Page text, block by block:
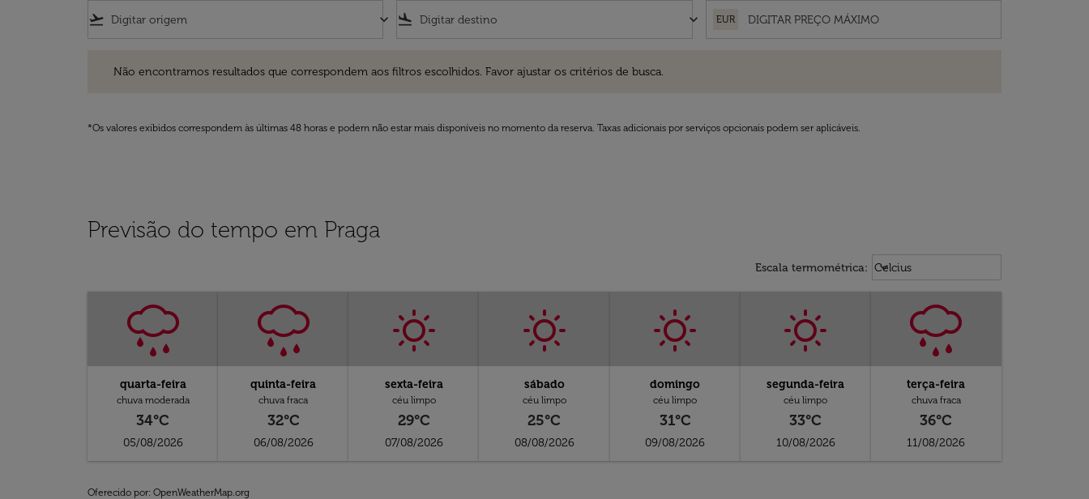
flight_takeoff keyboard_arrow_down flight_land keyboard_arrow_down EUR
Não encontramos resultados que correspondem aos filtros escolhidos. Favor ajustar os critérios de busca.
*Os valores exibidos correspondem às últimas 48 horas e podem não estar mais disponíveis no momento da reserva. Taxas adicionais por serviços opcionais podem ser aplicáveis.
Previsão do tempo em Praga
Escala termométrica: Weather unit option Celcius
Celcius
keyboard_arrow_down
quarta-feira
chuva moderada
34°C
05/08/2026
quinta-feira
chuva fraca
32°C
06/08/2026
sexta-feira
céu limpo
29°C
07/08/2026
sábado
céu limpo
25°C
08/08/2026
domingo
céu limpo
31°C
09/08/2026
segunda-feira
céu limpo
33°C
10/08/2026
terça-feira
chuva fraca
36°C
11/08/2026
Oferecido por: OpenWeatherMap.org